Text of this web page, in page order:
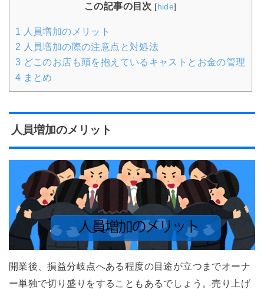
この記事の目次 [hide]
1 人員増加のメリット
2 人員増加の際の注意点と対処法
3 どこのお店も頭を抱えているキャストとお金の管理
4 まとめ
人員増加のメリット
開業後、損益分岐点へある程度の目途が立つまでオーナ
ー単独で切り盛りをすることもあるでしょう。売り上げ